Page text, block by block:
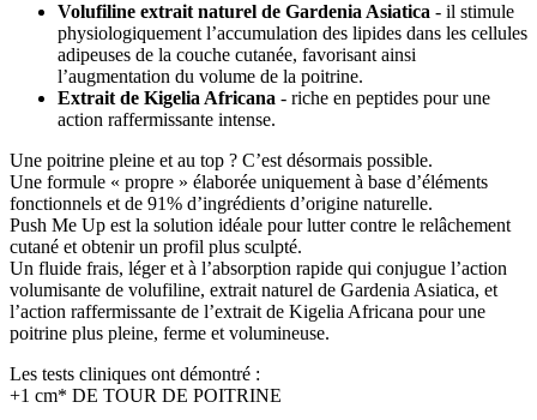
Volufiline extrait naturel de Gardenia Asiatica - il stimule
physiologiquement l’accumulation des lipides dans les cellules
adipeuses de la couche cutanée, favorisant ainsi
l’augmentation du volume de la poitrine.
Extrait de Kigelia Africana - riche en peptides pour une
action raffermissante intense.
Une poitrine pleine et au top ? C’est désormais possible.
Une formule « propre » élaborée uniquement à base d’éléments
fonctionnels et de 91% d’ingrédients d’origine naturelle.
Push Me Up est la solution idéale pour lutter contre le relâchement
cutané et obtenir un profil plus sculpté.
Un fluide frais, léger et à l’absorption rapide qui conjugue l’action
volumisante de volufiline, extrait naturel de Gardenia Asiatica, et
l’action raffermissante de l’extrait de Kigelia Africana pour une
poitrine plus pleine, ferme et volumineuse.
Les tests cliniques ont démontré :
+1 cm* DE TOUR DE POITRINE